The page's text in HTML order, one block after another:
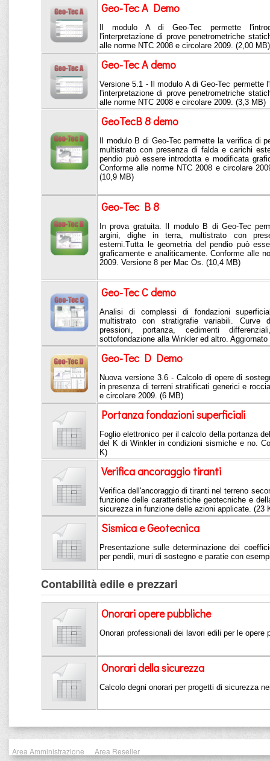
Geo-Tec A Demo
Il modulo A di Geo-Tec permette
l'interpretazione di prove penetrometriche
alle norme NTC 2008 e circolare 2009. (2,00 MB)
Geo-Tec A demo
Versione 5.1 - Il modulo A di Geo-Tec permette
l'interpretazione di prove penetrometriche
alle norme NTC 2008 e circolare 2009. (3,3 MB)
GeoTecB 8 demo
Il modulo B di Geo-Tec permette la verifica di
multistrato con presenza di falda e carichi
pendio può essere introdotta e modificata
Conforme alle norme NTC 2008 e circolare
(10,9 MB)
Geo-Tec B 8
In prova gratuita. Il modulo B di Geo-Tec
argini, dighe in terra, multistrato con
esterni.Tutta le geometria del pendio può
graficamente e analiticamente. Conforme alle
2009. Versione 8 per Mac Os. (10,4 MB)
Geo-Tec C demo
Analisi di complessi di fondazioni
multistrato con stratigrafie variabili.
pressioni, portanza, cedimenti
sottofondazione alla Winkler ed altro.
Geo-Tec D Demo
Nuova versione 3.6 - Calcolo di opere di
in presenza di terreni stratificati generici e
e circolare 2009. (6 MB)
Portanza fondazioni superficiali
Foglio elettronico per il calcolo della portanza
del K di Winkler in condizioni sismiche e no.
K)
Verifica ancoraggio tiranti
Verifica dell'ancoraggio di tiranti nel terreno
funzione delle caratteristiche geotecniche e
sicurezza in funzione delle azioni applicate. (23
Sismica e Geotecnica
Presentazione sulle determinazione dei
per pendii, muri di sostegno e paratie con
Contabilità edile e prezzari
Onorari opere pubbliche
Onorari professionali dei lavori edili per le opere
Onorari della sicurezza
Calcolo degni onorari per progetti di sicurezza
Area Amministrazione
Area Reseller